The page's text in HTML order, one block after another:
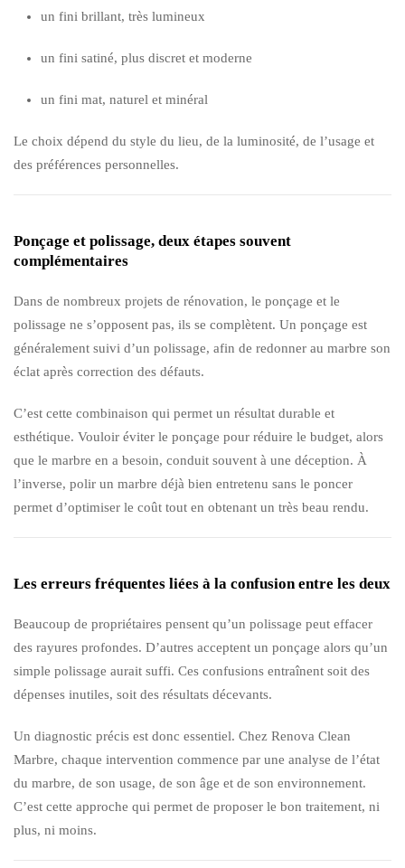
un fini brillant, très lumineux
un fini satiné, plus discret et moderne
un fini mat, naturel et minéral
Le choix dépend du style du lieu, de la luminosité, de l’usage et
des préférences personnelles.
Ponçage et polissage, deux étapes souvent
complémentaires
Dans de nombreux projets de rénovation, le ponçage et le
polissage ne s’opposent pas, ils se complètent. Un ponçage est
généralement suivi d’un polissage, afin de redonner au marbre son
éclat après correction des défauts.
C’est cette combinaison qui permet un résultat durable et
esthétique. Vouloir éviter le ponçage pour réduire le budget, alors
que le marbre en a besoin, conduit souvent à une déception. À
l’inverse, polir un marbre déjà bien entretenu sans le poncer
permet d’optimiser le coût tout en obtenant un très beau rendu.
Les erreurs fréquentes liées à la confusion entre les deux
Beaucoup de propriétaires pensent qu’un polissage peut effacer
des rayures profondes. D’autres acceptent un ponçage alors qu’un
simple polissage aurait suffi. Ces confusions entraînent soit des
dépenses inutiles, soit des résultats décevants.
Un diagnostic précis est donc essentiel. Chez Renova Clean
Marbre, chaque intervention commence par une analyse de l’état
du marbre, de son usage, de son âge et de son environnement.
C’est cette approche qui permet de proposer le bon traitement, ni
plus, ni moins.